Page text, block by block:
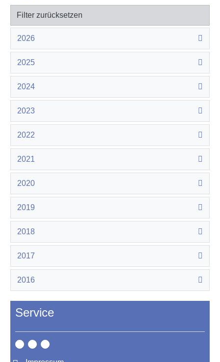
Filter zurücksetzen
2026
2025
2024
2023
2022
2021
2020
2019
2018
2017
2016
Service